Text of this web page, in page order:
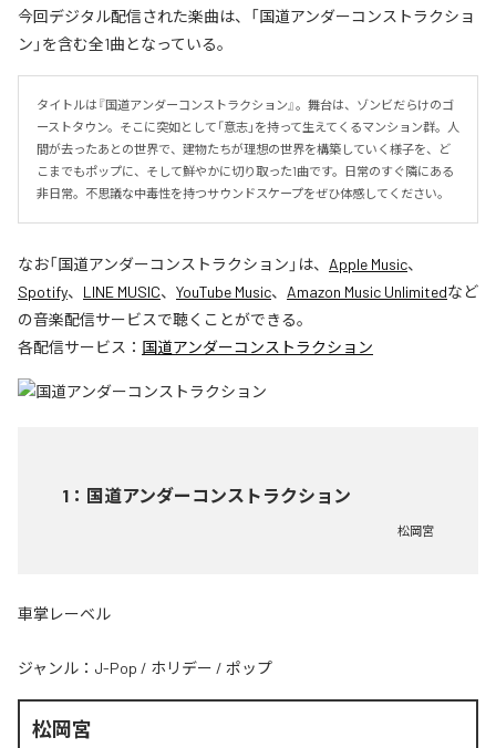
今回デジタル配信された楽曲は、「国道アンダーコンストラクショ
ン」を含む全1曲となっている。
タイトルは『国道アンダーコンストラクション』。舞台は、ゾンビだらけのゴ
ーストタウン。そこに突如として「意志」を持って生えてくるマンション群。人
間が去ったあとの世界で、建物たちが理想の世界を構築していく様子を、ど
こまでもポップに、そして鮮やかに切り取った1曲です。日常のすぐ隣にある
非日常。不思議な中毒性を持つサウンドスケープをぜひ体感してください。
なお「国道アンダーコンストラクション 」は、 Apple Music、
Spotify、 LINE MUSIC、 YouTube Music、 Amazon Music Unlimitedなど
の音楽配信サービスで聴くことができる。
各配信サービス： 国道アンダーコンストラクション
1 ： 国道アンダーコンストラクション
松岡宮
車掌レーベル
ジャンル： J-Pop / ホリデー / ポップ
松岡宮